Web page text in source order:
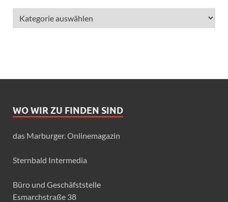
WO WIR ZU FINDEN SIND
das Marburger. Onlinemagazin
Sternbald Intermedia
Büro und Geschäfststelle
Esmarchstraße 38